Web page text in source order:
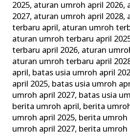
2025, aturan umroh april 2026,
2027, aturan umroh april 2028,
terbaru april, aturan umroh
aturan umroh terbaru april
terbaru april 2026, aturan
aturan umroh terbaru april
april, batas usia umroh april
april 2025, batas usia umroh
umroh april 2027, batas usia
berita umroh april, berita
umroh april 2025, berita umroh
umroh april 2027, berita umroh
Travel
Terbaik